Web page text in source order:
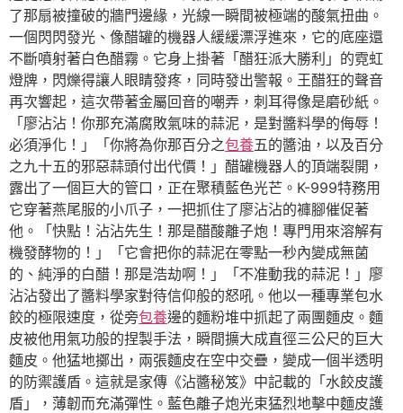
了那扇被撞破的牆門邊緣，光線一瞬間被極端的酸氣扭曲。
一個閃閃發光、像醋罐的機器人緩緩漂浮進來，它的底座還
不斷噴射著白色醋霧。它身上掛著「醋狂派大勝利」的霓虹
燈牌，閃爍得讓人眼睛發疼，同時發出警報。王醋狂的聲音
再次響起，這次帶著金屬回音的嘲弄，刺耳得像是磨砂紙。
「廖沾沾！你那充滿腐敗氣味的蒜泥，是對醬料學的侮辱！
必須淨化！」「你將為你那百分之包養五的醬油，以及百分
之九十五的邪惡蒜頭付出代價！」醋罐機器人的頂端裂開，
露出了一個巨大的管口，正在聚積藍色光芒。K-999特務用
它穿著燕尾服的小爪子，一把抓住了廖沾沾的褲腳催促著
他。「快點！沾沾先生！那是醋酸離子炮！專門用來溶解有
機發酵物的！」「它會把你的蒜泥在零點一秒內變成無菌
的、純淨的白醋！那是浩劫啊！」「不准動我的蒜泥！」廖
沾沾發出了醬料學家對待信仰般的怒吼。他以一種專業包水
餃的極限速度，從旁包養邊的麵粉堆中抓起了兩團麵皮。麵
皮被他用氣功般的捏製手法，瞬間擴大成直徑三公尺的巨大
麵皮。他猛地擲出，兩張麵皮在空中交疊，變成一個半透明
的防禦護盾。這就是家傳《沾醬秘笈》中記載的「水餃皮護
盾」，薄韌而充滿彈性。藍色離子炮光束猛烈地擊中麵皮護